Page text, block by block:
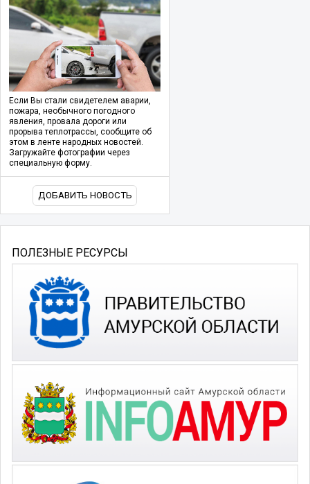
Если Вы стали свидетелем аварии,
пожара, необычного погодного
явления, провала дороги или
прорыва теплотрассы, сообщите об
этом в ленте народных новостей.
Загружайте фотографии через
специальную форму.
ДОБАВИТЬ НОВОСТЬ
ПОЛЕЗНЫЕ РЕСУРСЫ